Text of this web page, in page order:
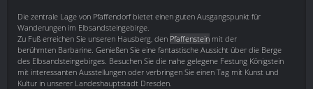
Die zentrale Lage von Pfaffendorf bietet einen guten Ausgangspunkt für
Wanderungen im Elbsandsteingebirge.
Zu Fuß erreichen Sie unseren Hausberg, den Pfaffenstein mit der
berühmten Barbarine. Genießen Sie eine fantastische Aussicht über die Berge
des Elbsandsteingebirges. Besuchen Sie die nahe gelegene Festung Königstein
mit interessanten Ausstellungen oder verbringen Sie einen Tag mit Kunst und
Kultur in unserer Landeshauptstadt Dresden.